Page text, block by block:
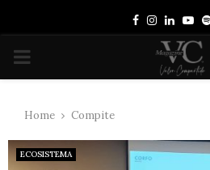
Facebook
Instagram
PRIMARY
Home Compite
ECOSISTEMA